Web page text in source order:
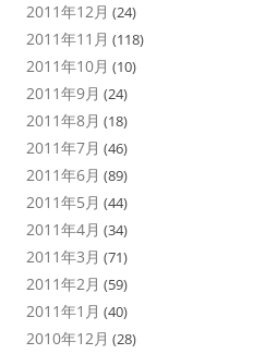
2011年12月 (24)
2011年11月 (118)
2011年10月 (10)
2011年9月 (24)
2011年8月 (18)
2011年7月 (46)
2011年6月 (89)
2011年5月 (44)
2011年4月 (34)
2011年3月 (71)
2011年2月 (59)
2011年1月 (40)
2010年12月 (28)